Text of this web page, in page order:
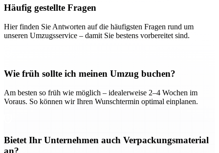
Häufig gestellte Fragen
Hier finden Sie Antworten auf die häufigsten Fragen rund um
unseren Umzugsservice – damit Sie bestens vorbereitet sind.
Wie früh sollte ich meinen Umzug buchen?
Am besten so früh wie möglich – idealerweise 2–4 Wochen im
Voraus. So können wir Ihren Wunschtermin optimal einplanen.
Bietet Ihr Unternehmen auch Verpackungsmaterial
an?